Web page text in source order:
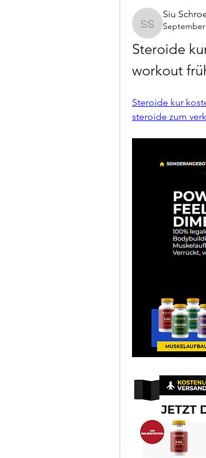
Siu Schroer
Siu
September
Steroide
workout
Steroide kur
steroide zum